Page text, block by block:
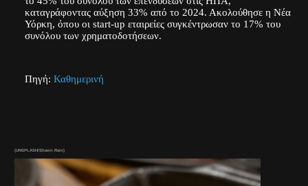
καταγράφοντας αύξηση 33% από το 2024. Ακολούθησε η Νέα
Υόρκη, όπου οι start-up εταιρείες συγκέντρωσαν το 17% του
συνόλου των χρηματοδοτήσεων.
Πηγή: Καθημερινή
(UNSPLASH/Shawn Rain)